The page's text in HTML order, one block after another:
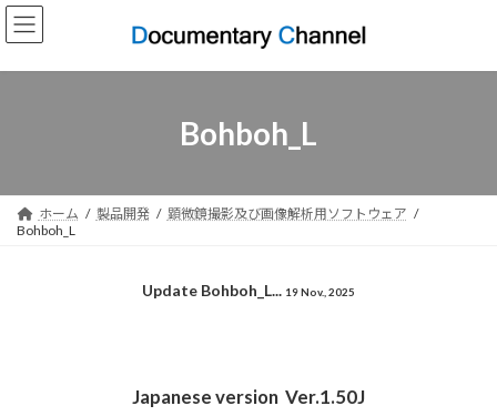
コ
ン
ン
ナ
ビ
ー
Bohboh_L
ホーム 製品開発
顕微鏡撮影及び画像解析用ソフトウェア
Bohboh_L
Update Bohboh_L... 19 Nov., 2025
Japanese version Ver.1.50J